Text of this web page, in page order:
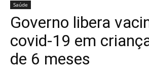
Saúde
Governo libera
covid-19 em
de 6 meses